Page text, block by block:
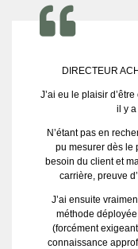
DIRECTEUR
J’ai eu le plaisir
il y
N’étant pas en
pu mesurer dès le
besoin du client et
carrière, preuve
J’ai ensuite
méthode
(forcément
connaissance